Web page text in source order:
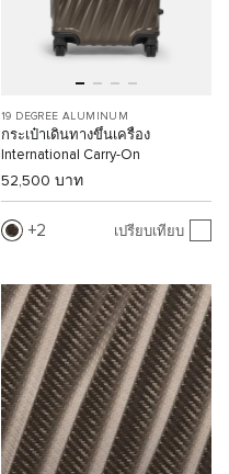
19 DEGREE ALUMINUM
กระเป๋าเดินทางขึ้นเครื่อง
International Carry-On
52,500 บาท
2 เปรียบเทียบ